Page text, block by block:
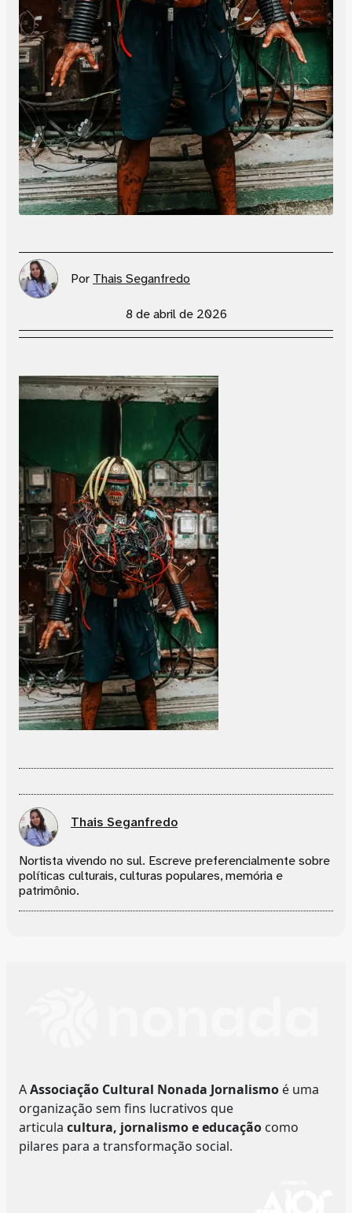
Por Thais Seganfredo
8 de abril de 2026
Thais Seganfredo
Nortista vivendo no sul. Escreve preferencialmente sobre
políticas culturais, culturas populares, memória e
patrimônio.
AAssociação Cultural Nonada Jornalismo é uma
organização sem fins lucrativos que
articula cultura, jornalismo e educação como
pilares para a transformação social.